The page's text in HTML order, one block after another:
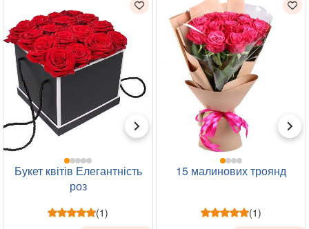
Букет квітів Елегантність
роз
(1)
15 малинових троянд
(1)